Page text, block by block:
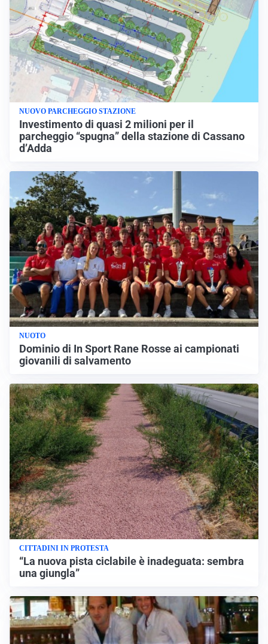
NUOVO PARCHEGGIO STAZIONE
Investimento di quasi 2 milioni per il
parcheggio “spugna” della stazione di Cassano
d’Adda
NUOTO
Dominio di In Sport Rane Rosse ai campionati
giovanili di salvamento
CITTADINI IN PROTESTA
“La nuova pista ciclabile è inadeguata: sembra
una giungla”